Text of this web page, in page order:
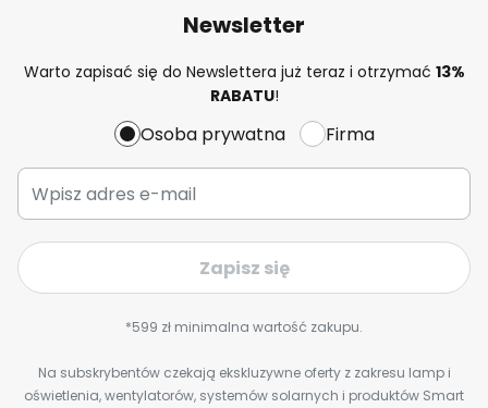
Newsletter
Warto zapisać się do Newslettera już teraz i otrzymać 13%
RABATU!
Osoba prywatna Firma
Zapisz się
*599 zł minimalna wartość zakupu.
Na subskrybentów czekają ekskluzywne oferty z zakresu lamp i
oświetlenia, wentylatorów, systemów solarnych i produktów Smart